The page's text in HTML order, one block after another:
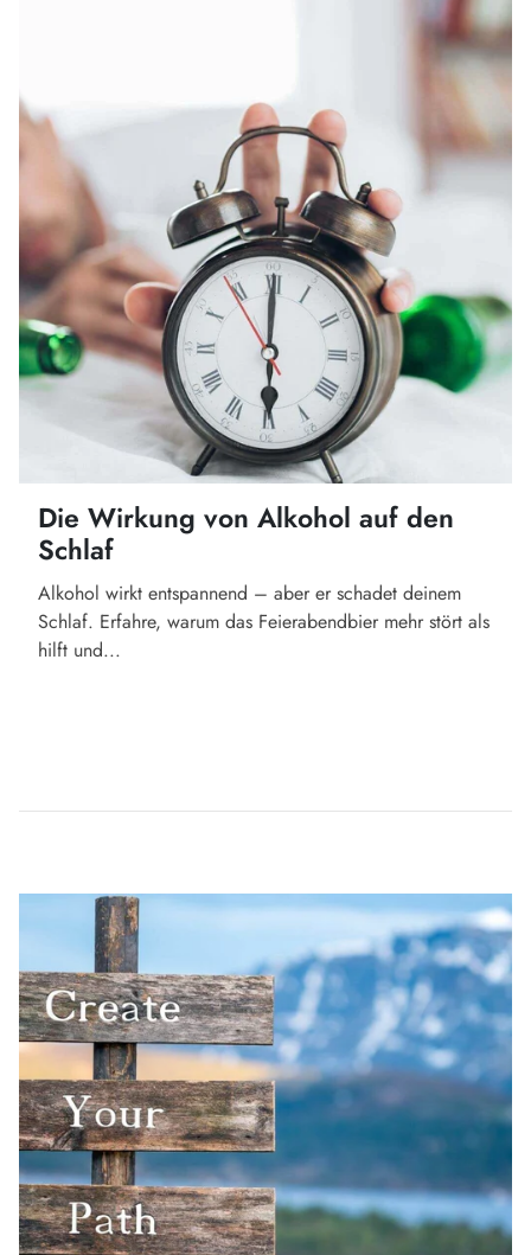
Die Wirkung von Alkohol auf den
Schlaf
Alkohol wirkt entspannend – aber er schadet deinem
Schlaf. Erfahre, warum das Feierabendbier mehr stört als
hilft und...